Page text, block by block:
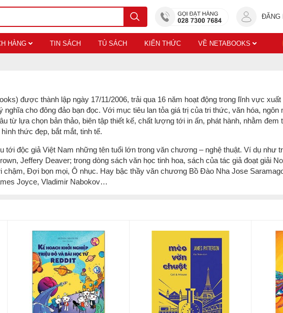
ĐĂNG
HÀNG TIN SÁCH TỦ SÁCH KIẾN THỨC VỀ NETABOOKS
được thành lập ngày 17/11/2006, trải qua 16 năm hoạt động trong lĩnh vực
nghĩa cho đông đảo bạn đọc. Với mục tiêu lan tỏa giá trị của tri thức, văn hóa,
từ lựa chọn bản thảo, biên tập thiết kế, chất lượng tới in ấn, phát hành, nhằm đem
thức đẹp, bắt mắt, tinh tế.
tới độc giả Việt Nam những tên tuổi lớn trong văn chương – nghệ thuật. Ví dụ như
Jeffery Deaver; trong dòng sách văn học tinh hoa, sách của tác giả đoạt giải
Đợi bọn mọi, Ô nhục. Hay bậc thầy văn chương Bồ Đào Nha Jose
Joyce, Vladimir Nabokov…